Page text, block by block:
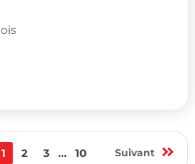
1 2 3 ... 10 Suivant